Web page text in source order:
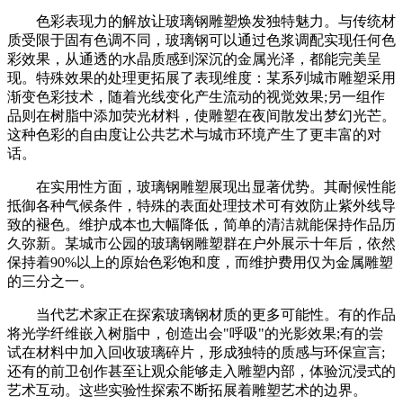
色彩表现力的解放让玻璃钢雕塑焕发独特魅力。与传统材
质受限于固有色调不同，玻璃钢可以通过色浆调配实现任何色
彩效果，从通透的水晶质感到深沉的金属光泽，都能完美呈
现。特殊效果的处理更拓展了表现维度：某系列城市雕塑采用
渐变色彩技术，随着光线变化产生流动的视觉效果;另一组作
品则在树脂中添加荧光材料，使雕塑在夜间散发出梦幻光芒。
这种色彩的自由度让公共艺术与城市环境产生了更丰富的对
话。
在实用性方面，玻璃钢雕塑展现出显著优势。其耐候性能
抵御各种气候条件，特殊的表面处理技术可有效防止紫外线导
致的褪色。维护成本也大幅降低，简单的清洁就能保持作品历
久弥新。某城市公园的玻璃钢雕塑群在户外展示十年后，依然
保持着90%以上的原始色彩饱和度，而维护费用仅为金属雕塑
的三分之一。
当代艺术家正在探索玻璃钢材质的更多可能性。有的作品
将光学纤维嵌入树脂中，创造出会"呼吸"的光影效果;有的尝
试在材料中加入回收玻璃碎片，形成独特的质感与环保宣言;
还有的前卫创作甚至让观众能够走入雕塑内部，体验沉浸式的
艺术互动。这些实验性探索不断拓展着雕塑艺术的边界。